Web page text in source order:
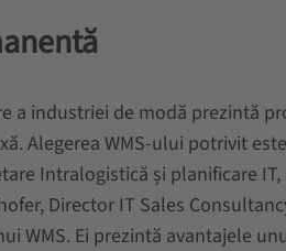
a industriei de modă prezintă
Alegerea WMS-ului potrivit
Intralogistică și planificare
Director IT Sales
WMS. Ei prezintă avantajele